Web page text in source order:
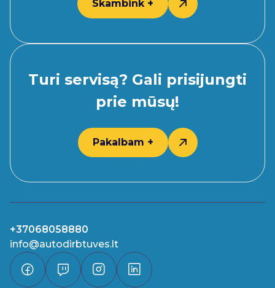
Skambink +
Turi servisą? Gali prisijungti
prie mūsų!
Pakalbam +
+37068058880
info@autodirbtuves.lt